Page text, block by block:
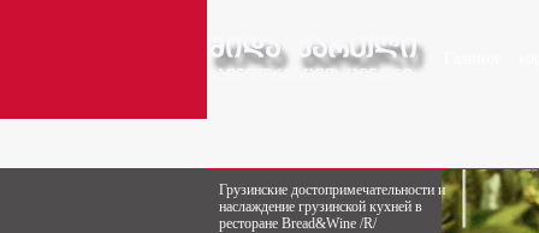
Грузинские достопримечательности и
наслаждение грузинской кухней в
ресторане Bread&Wine /R/